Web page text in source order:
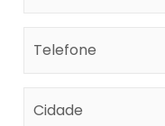
Telefone
Cidade